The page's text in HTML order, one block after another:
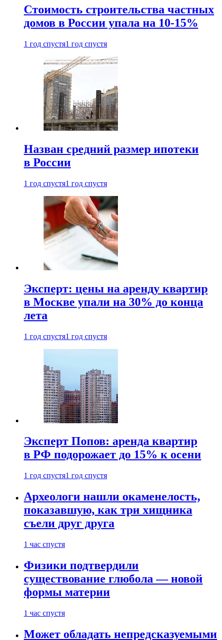
Стоимость строительства частных
домов в России упала на 10-15%
1 год спустя1 год спустя
Назван средний размер ипотеки
в России
1 год спустя1 год спустя
Эксперт: цены на аренду квартир
в Москве упали на 30% до конца
лета
1 год спустя1 год спустя
Эксперт Попов: аренда квартир
в РФ подорожает до 15% к осени
1 год спустя1 год спустя
Археологи нашли окаменелость,
показавшую, как три хищника
съели друг друга
1 час спустя
Физики подтвердили
существование глюбола — новой
формы материи
1 час спустя
Может обладать непредсказуемыми